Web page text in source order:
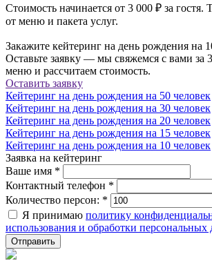
Стоимость начинается от 3 000 ₽ за гостя.
от меню и пакета услуг.
Закажите кейтеринг на день рождения на
Оставьте заявку — мы свяжемся с вами за
меню и рассчитаем стоимость.
Оставить заявку
Кейтеринг на день рождения на 50 человек
Кейтеринг на день рождения на 30 человек
Кейтеринг на день рождения на 20 человек
Кейтеринг на день рождения на 15 человек
Кейтеринг на день рождения на 10 человек
Заявка на кейтеринг
Ваше имя *
Контактный телефон *
Количество персон: *
Я принимаю политику
использования и обработки